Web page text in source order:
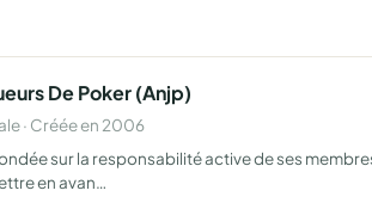
De Poker (Anjp)
· Créée en 2006
sur la responsabilité active de ses
en avan…